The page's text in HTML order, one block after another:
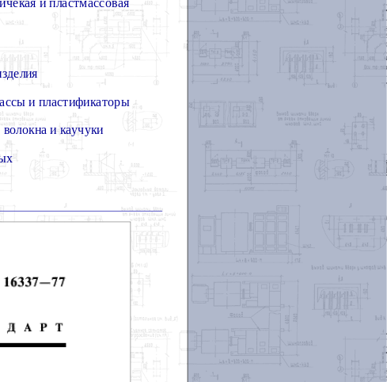
и пластификаторы
и каучуки